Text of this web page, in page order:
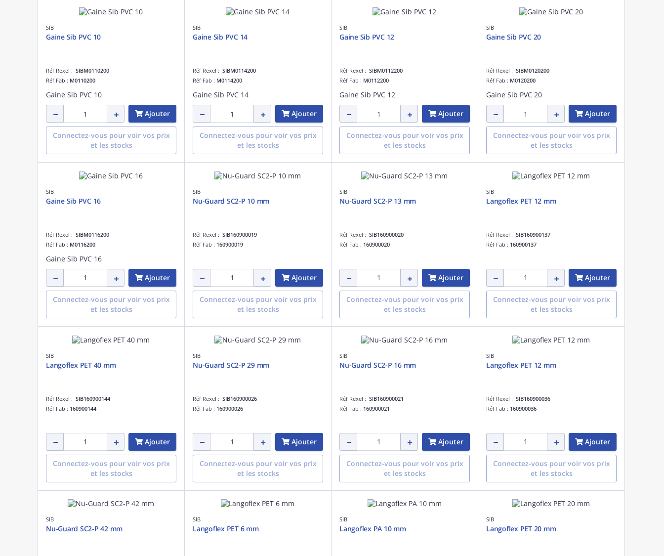
SIB
Gaine Sib PVC 10
Réf Rexel : SIBM0110200
Réf Fab : M0110200
Gaine Sib PVC 10
Ajouter
Connectez-vous pour voir vos prix
et les stocks
SIB
Gaine Sib PVC 14
Réf Rexel : SIBM0114200
Réf Fab : M0114200
Gaine Sib PVC 14
Ajouter
Connectez-vous pour voir vos prix
et les stocks
SIB
Gaine Sib PVC 12
Réf Rexel : SIBM0112200
Réf Fab : M0112200
Gaine Sib PVC 12
Ajouter
Connectez-vous pour voir vos prix
et les stocks
SIB
Gaine Sib PVC 20
Réf Rexel : SIBM0120200
Réf Fab : M0120200
Gaine Sib PVC 20
Ajouter
Connectez-vous pour voir vos prix
et les stocks
SIB
Gaine Sib PVC 16
Réf Rexel : SIBM0116200
Réf Fab : M0116200
Gaine Sib PVC 16
Ajouter
Connectez-vous pour voir vos prix
et les stocks
SIB
Nu-Guard SC2-P 10 mm
Réf Rexel : SIB160900019
Réf Fab : 160900019
Ajouter
Connectez-vous pour voir vos prix
et les stocks
SIB
Nu-Guard SC2-P 13 mm
Réf Rexel : SIB160900020
Réf Fab : 160900020
Ajouter
Connectez-vous pour voir vos prix
et les stocks
SIB
Langoflex PET 12 mm
Réf Rexel : SIB160900137
Réf Fab : 160900137
Ajouter
Connectez-vous pour voir vos prix
et les stocks
SIB
Langoflex PET 40 mm
Réf Rexel : SIB160900144
Réf Fab : 160900144
Ajouter
Connectez-vous pour voir vos prix
et les stocks
SIB
Nu-Guard SC2-P 29 mm
Réf Rexel : SIB160900026
Réf Fab : 160900026
Ajouter
Connectez-vous pour voir vos prix
et les stocks
SIB
Nu-Guard SC2-P 16 mm
Réf Rexel : SIB160900021
Réf Fab : 160900021
Ajouter
Connectez-vous pour voir vos prix
et les stocks
SIB
Langoflex PET 12 mm
Réf Rexel : SIB160900036
Réf Fab : 160900036
Ajouter
Connectez-vous pour voir vos prix
et les stocks
SIB
Nu-Guard SC2-P 42 mm
SIB
Langoflex PET 6 mm
SIB
Langoflex PA 10 mm
SIB
Langoflex PET 20 mm